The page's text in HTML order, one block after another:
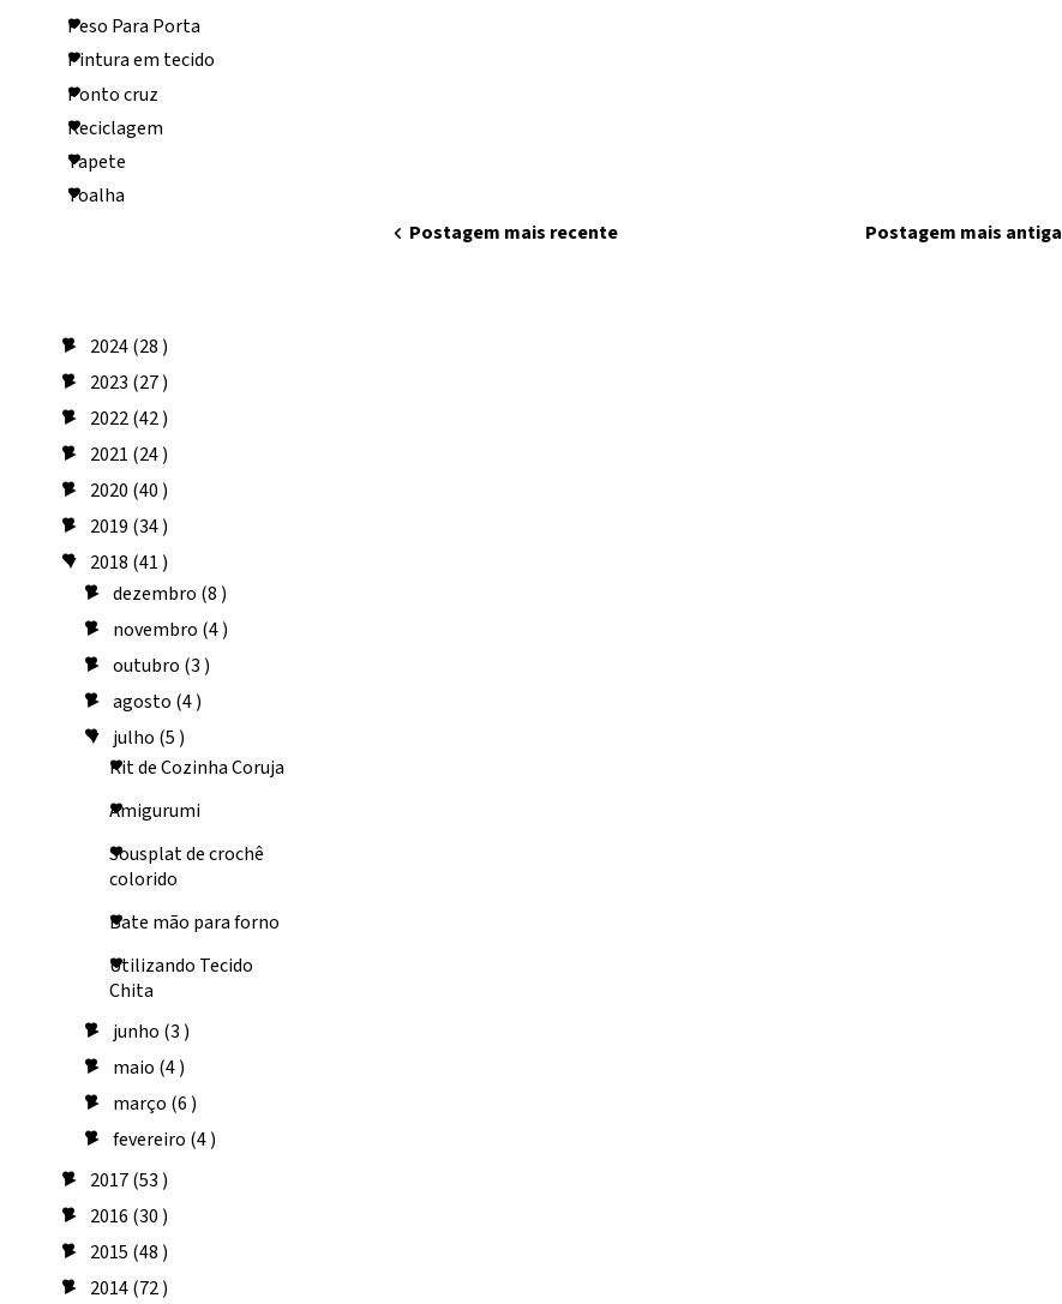
Peso Para Porta
Pintura em tecido
Ponto cruz
Reciclagem
Tapete
Toalha
► 2024(28 )
► 2023 (27 )
► 2022(42 )
► 2021 (24 )
► 2020 (40 )
► 2019 (34 )
▼ 2018 (41 )
►dezembro (8 )
► novembro (4 )
►outubro (3 )
►agosto (4 )
▼ julho (5 )
Kit de Cozinha Coruja
Amigurumi
Sousplat de crochê
colorido
Bate mão para forno
Utilizando Tecido
Chita
► junho (3 )
► maio (4 )
► março (6 )
►fevereiro (4 )
► 2017(53 )
► 2016 (30 )
► 2015 (48 )
► 2014(72 )
chevron_left Postagem mais recente Postagem mais antiga